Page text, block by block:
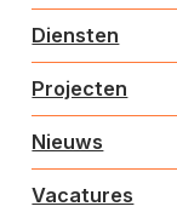
Diensten
Projecten
Nieuws
Vacatures